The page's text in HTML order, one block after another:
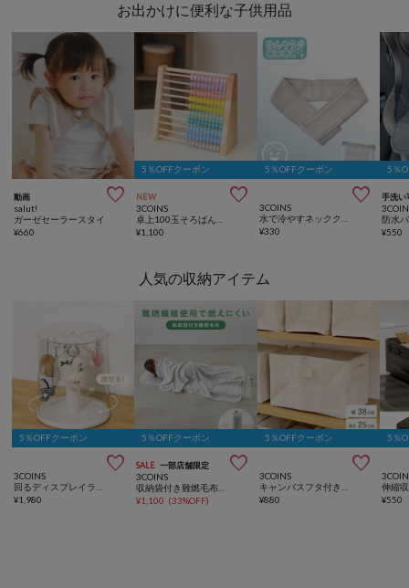
お出かけに便利な子供用品
動画 
salut!
ガーゼセーラースタイ
¥660
5％OFFクーポン
NEW 
3COINS
¥1,100
5％OFFクーポン

3COINS
¥330
5％
手洗い
¥550
人気の収納アイテム
5％OFFクーポン

3COINS
¥1,980
5％OFFクーポン
SALE 一部店舗限定 
3COINS
¥1,100 (33%OFF)
5％OFFクーポン

3COINS
¥880
5％
¥550